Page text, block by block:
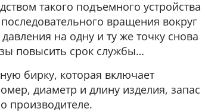
такого подъемного устройства
вращения вокруг
на одну и ту же точку снова
повысить срок службы
бирку, которая включает
диаметр и длину изделия, запас
производителе.